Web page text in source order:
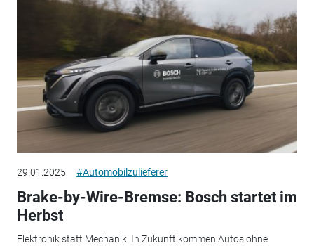
29.01.2025 #Automobilzulieferer
Brake-by-Wire-Bremse: Bosch startet im
Herbst
Elektronik statt Mechanik: In Zukunft kommen Autos ohne